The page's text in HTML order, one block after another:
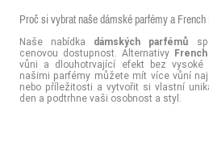
Proč si vybrat naše dámské parfémy a French
Naše nabídka dámských parfémů
cenovou dostupnost. Alternativy
vůni a dlouhotrvající efekt bez vysoké
našimi parfémy můžete mít více vůní
nebo příležitosti a vytvořit si vlastní
den a podtrhne vaši osobnost a styl.